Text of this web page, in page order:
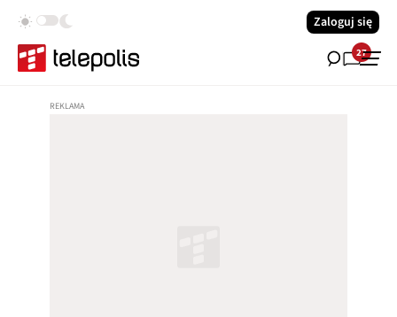
Zaloguj się
27